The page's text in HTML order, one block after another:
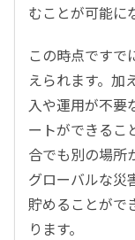
むことが可能に
この時点ですで
えられます。加
入や運用が不要
ートができるこ
合でも別の場所
グローバルな災
貯めることがで
ります。